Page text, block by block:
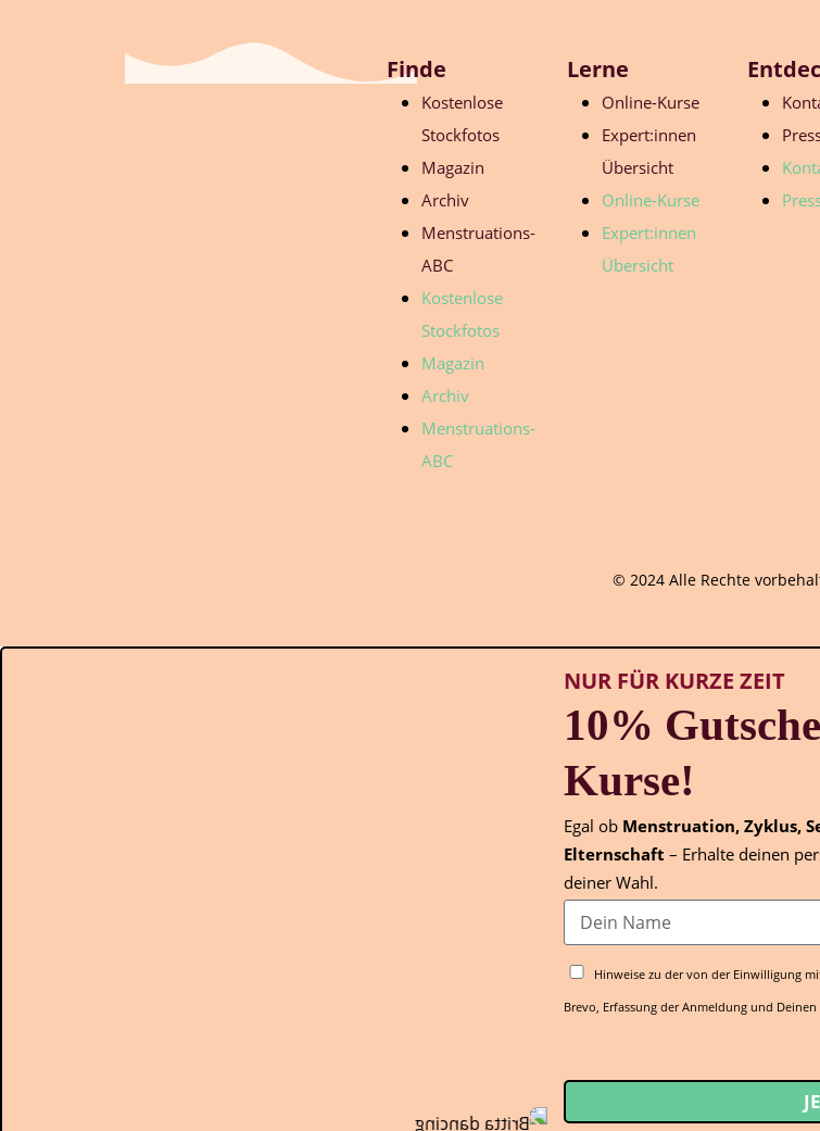
Finde
Kostenlose
Stockfotos
Magazin
Archiv
Menstruations-
ABC
Kostenlose
Stockfotos
Magazin
Archiv
Menstruations-
ABC
Lerne
Online-Kurse
Expert:innen
Übersicht
Online-Kurse
Expert:innen
Übersicht
© 2024 Alle Rechte
NUR FÜR KURZE ZEIT
10%
Kurse!
Egal ob Menstruation, Zyklus,
Elternschaft – Erhalte deinen
deiner Wahl.
Hinweise zu der von der Einwilligung
Brevo, Erfassung der Anmeldung und